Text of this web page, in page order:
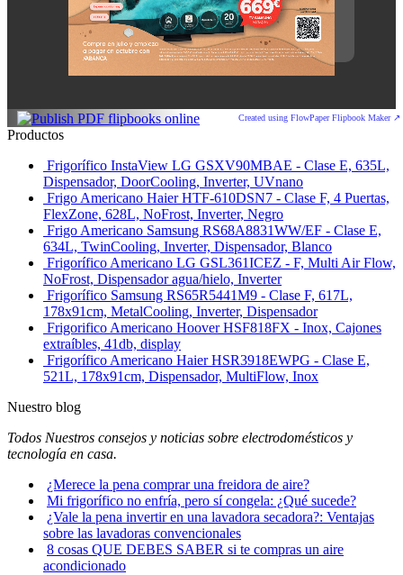
Created using FlowPaper Flipbook Maker ↗
Productos
Frigorífico InstaView LG GSXV90MBAE - Clase E, 635L,
Dispensador, DoorCooling, Inverter, UVnano
Frigo Americano Haier HTF-610DSN7 - Clase F, 4 Puertas,
FlexZone, 628L, NoFrost, Inverter, Negro
Frigo Americano Samsung RS68A8831WW/EF - Clase E,
634L, TwinCooling, Inverter, Dispensador, Blanco
Frigorífico Americano LG GSL361ICEZ - F, Multi Air Flow,
NoFrost, Dispensador agua/hielo, Inverter
Frigorífico Samsung RS65R5441M9 - Clase F, 617L,
178x91cm, MetalCooling, Inverter, Dispensador
Frigorifico Americano Hoover HSF818FX - Inox, Cajones
extraíbles, 41db, display
Frigorífico Americano Haier HSR3918EWPG - Clase E,
521L, 178x91cm, Dispensador, MultiFlow, Inox
Nuestro blog
Todos Nuestros consejos y noticias sobre electrodomésticos y
tecnología en casa.
¿Merece la pena comprar una freidora de aire?
Mi frigorífico no enfría, pero sí congela: ¿Qué sucede?
¿Vale la pena invertir en una lavadora secadora?: Ventajas
sobre las lavadoras convencionales
8 cosas QUE DEBES SABER si te compras un aire
acondicionado